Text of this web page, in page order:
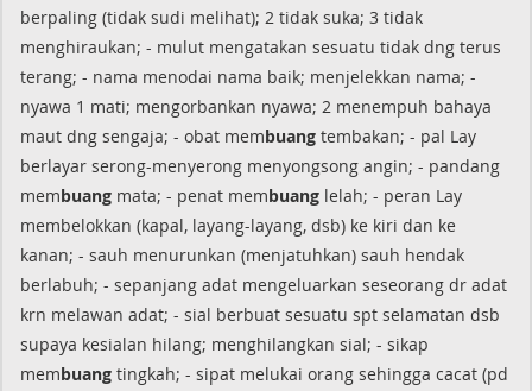
berpaling (tidak sudi melihat); 2 tidak suka; 3 tidak
menghiraukan; - mulut mengatakan sesuatu tidak dng terus
terang; - nama menodai nama baik; menjelekkan nama; -
nyawa 1 mati; mengorbankan nyawa; 2 menempuh bahaya
maut dng sengaja; - obat membuang tembakan; - pal Lay
berlayar serong-menyerong menyongsong angin; - pandang
membuang mata; - penat membuang lelah; - peran Lay
membelokkan (kapal, layang-layang, dsb) ke kiri dan ke
kanan; - sauh menurunkan (menjatuhkan) sauh hendak
berlabuh; - sepanjang adat mengeluarkan seseorang dr adat
krn melawan adat; - sial berbuat sesuatu spt selamatan dsb
supaya kesialan hilang; menghilangkan sial; - sikap
membuang tingkah; - sipat melukai orang sehingga cacat (pd